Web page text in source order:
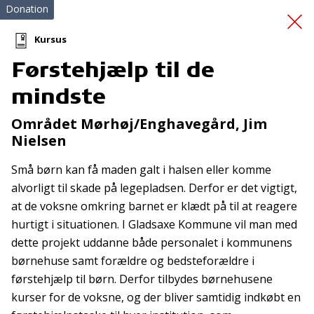
Førstehjælpskursus
kit
Donation
Kursus
Førstehjælp til de
mindste
Området Mørhøj/Enghavegård, Jim
Nielsen
Små børn kan få maden galt i halsen eller komme
alvorligt til skade på legepladsen. Derfor er det vigtigt,
at de voksne omkring barnet er klædt på til at reagere
hurtigt i situationen. I Gladsaxe Kommune vil man med
dette projekt uddanne både personalet i kommunens
børnehuse samt forældre og bedsteforældre i
førstehjælp til børn. Derfor tilbydes børnehusene
kurser for de voksne, og der bliver samtidig indkøbt en
Tilmeld nyhedsbrev
De seneste nyheder om TrygFondens og TryghedsGruppens
aktiviteter direkte i din indbakke.